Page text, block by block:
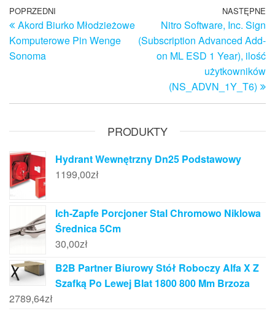
Nawigacja
wpisu
Poprzedni
wpis
POPRZEDNI
Akord Biurko Młodzieżowe
Komputerowe Pin Wenge
Sonoma
NASTĘPNE
Nitro Software, Inc. Sign
(Subscription Advanced Add-
on ML ESD 1 Year), ilość
użytkowników
(NS_ADVN_1Y_T6)
PRODUKTY
Hydrant Wewnętrzny Dn25 Podstawowy
1199,00zł
Ich-Zapfe Porcjoner Stal Chromowo Niklowa
Średnica 5Cm
30,00zł
B2B Partner Biurowy Stół Roboczy Alfa X Z
Szafką Po Lewej Blat 1800 800 Mm Brzoza
2789,64zł